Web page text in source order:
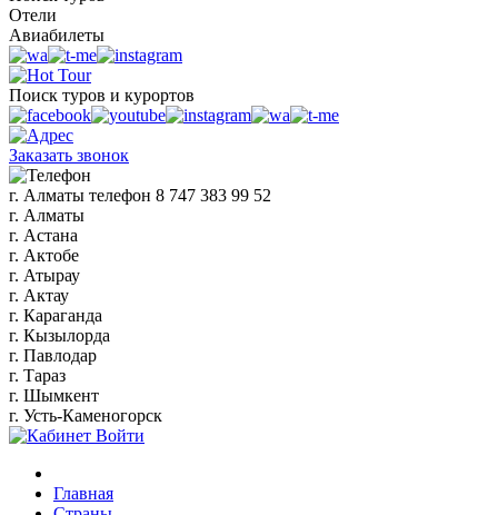
Отели
Авиабилеты
Поиск туров и курортов
Заказать звонок
г. Алматы телефон 8 747 383 99 52
г. Алматы
г. Астана
г. Актобе
г. Атырау
г. Актау
г. Караганда
г. Кызылорда
г. Павлодар
г. Тараз
г. Шымкент
г. Усть-Каменогорск
Войти
Главная